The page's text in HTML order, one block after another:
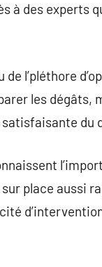
à des experts
l’pléthore
les dégâts,
du
place aussi